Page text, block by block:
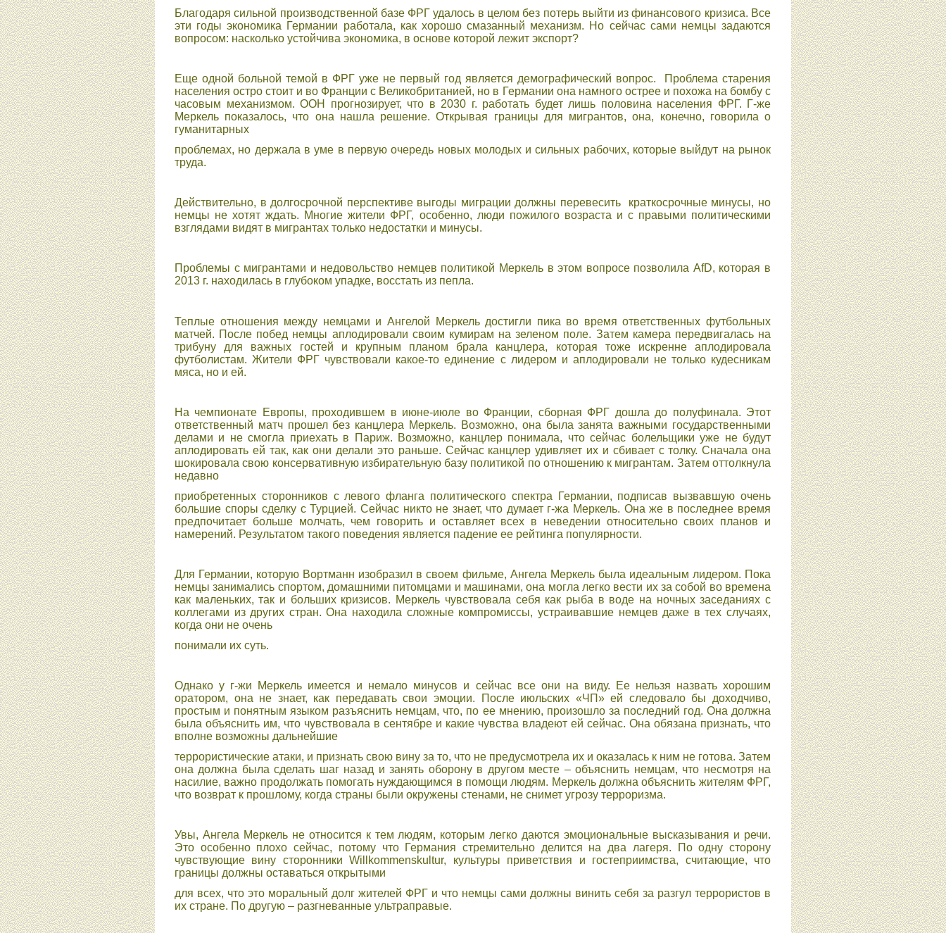
Благодаря сильной производственной базе ФРГ удалось в целом без потерь выйти из финансового кризиса. Все
эти годы экономика Германии работала, как хорошо смазанный механизм. Но сейчас сами немцы задаются
вопросом: насколько устойчива экономика, в основе которой лежит экспорт?
Еще одной больной темой в ФРГ уже не первый год является демографический вопрос.
Проблема старения
населения остро стоит и во Франции с Великобританией, но в Германии она намного острее и похожа на бомбу с
часовым механизмом. ООН прогнозирует, что в 2030 г. работать будет лишь половина населения ФРГ. Г-же
Меркель показалось, что она нашла решение. Открывая границы для мигрантов, она, конечно, говорила о
гуманитарных
проблемах, но держала в уме в первую очередь новых молодых и сильных рабочих, которые выйдут на рынок
труда.
Действительно, в долгосрочной перспективе выгоды миграции должны перевесить
краткосрочные минусы, но
немцы не хотят ждать. Многие жители ФРГ, особенно, люди пожилого возраста и с правыми политическими
взглядами видят в мигрантах только недостатки и минусы.
Проблемы с мигрантами и недовольство немцев политикой Меркель в этом вопросе позволила AfD, которая в
2013 г. находилась в глубоком упадке, восстать из пепла.
Теплые отношения между немцами и Ангелой Меркель достигли пика во время ответственных футбольных
матчей. После побед немцы аплодировали своим кумирам на зеленом поле. Затем камера передвигалась на
трибуну для важных гостей и крупным планом брала канцлера, которая тоже искренне аплодировала
футболистам. Жители ФРГ чувствовали какое-то единение с лидером и аплодировали не только кудесникам
мяса, но и ей.
На чемпионате Европы, проходившем в июне-июле во Франции, сборная ФРГ дошла до полуфинала. Этот
ответственный матч прошел без канцлера Меркель. Возможно, она была занята важными государственными
делами и не смогла приехать в Париж. Возможно, канцлер понимала, что сейчас болельщики уже не будут
аплодировать ей так, как они делали это раньше. Сейчас канцлер удивляет их и сбивает с толку. Сначала она
шокировала свою консервативную избирательную базу политикой по отношению к мигрантам. Затем оттолкнула
недавно
приобретенных сторонников с левого фланга политического спектра Германии, подписав вызвавшую очень
большие споры сделку с Турцией. Сейчас никто не знает, что думает г-жа Меркель. Она же в последнее время
предпочитает больше молчать, чем говорить и оставляет всех в неведении относительно своих планов и
намерений. Результатом такого поведения является падение ее рейтинга популярности.
Для Германии, которую Вортманн изобразил в своем фильме, Ангела Меркель была идеальным лидером. Пока
немцы занимались спортом, домашними питомцами и машинами, она могла легко вести их за собой во времена
как маленьких, так и больших кризисов. Меркель чувствовала себя как рыба в воде на ночных заседаниях с
коллегами из других стран. Она находила сложные компромиссы, устраивавшие немцев даже в тех случаях,
когда они не очень
понимали их суть.
Однако у г-жи Меркель имеется и немало минусов и сейчас все они на виду. Ее нельзя назвать хорошим
оратором, она не знает, как передавать свои эмоции. После июльских «ЧП» ей следовало бы доходчиво,
простым и понятным языком разъяснить немцам, что, по ее мнению, произошло за последний год. Она должна
была объяснить им, что чувствовала в сентябре и какие чувства владеют ей сейчас. Она обязана признать, что
вполне возможны дальнейшие
террористические атаки, и признать свою вину за то, что не предусмотрела их и оказалась к ним не готова. Затем
она должна была сделать шаг назад и занять оборону в другом месте – объяснить немцам, что несмотря на
насилие, важно продолжать помогать нуждающимся в помощи людям. Меркель должна объяснить жителям ФРГ,
что возврат к прошлому, когда страны были окружены стенами, не снимет угрозу терроризма.
Увы, Ангела Меркель не относится к тем людям, которым легко даются эмоциональные высказывания и речи.
Это особенно плохо сейчас, потому что Германия стремительно делится на два лагеря. По одну сторону
чувствующие вину сторонники Willkommenskultur, культуры приветствия и гостеприимства, считающие, что
границы должны оставаться открытыми
для всех, что это моральный долг жителей ФРГ и что немцы сами должны винить себя за разгул террористов в
их стране. По другую – разгневанные ультраправые.